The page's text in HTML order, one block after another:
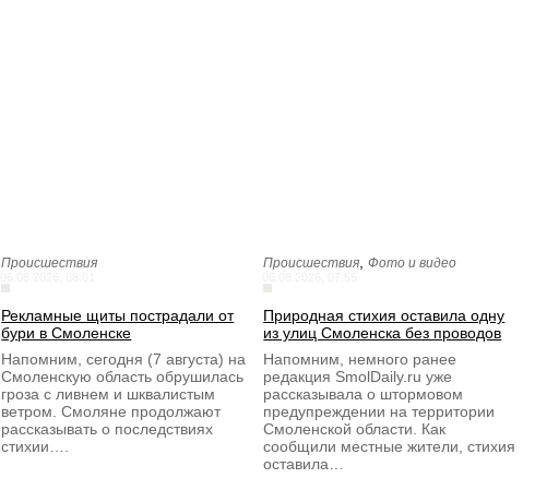
Происшествия
Рекламные щиты пострадали от
бури в Смоленске
Напомним, сегодня (7 августа) на
Смоленскую область обрушилась
гроза с ливнем и шквалистым
ветром. Смоляне продолжают
рассказывать о последствиях
стихии….
Происшествия ,Фото и видео
Природная стихия оставила одну
из улиц Смоленска без проводов
Напомним, немного ранее
редакция SmolDaily.ru уже
рассказывала о штормовом
предупреждении на территории
Смоленской области. Как
сообщили местные жители, стихия
оставила…